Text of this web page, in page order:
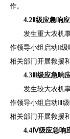
作。
4.2 Ⅱ级应急响应
发生重大农机
作领导小组启动 Ⅱ
相关部门开展救援
4.3 Ⅲ级应急响
发生较大农机
作领导小组启动 Ⅲ
相关部门开展救援
4.4 Ⅳ级应急响